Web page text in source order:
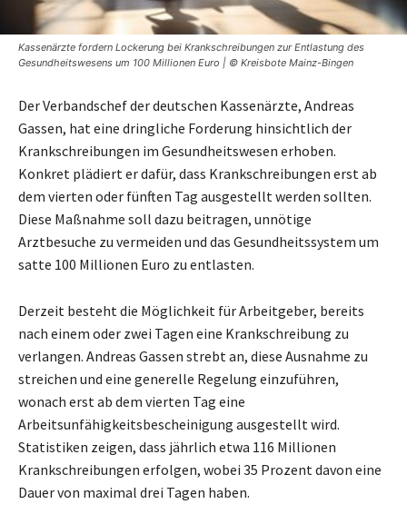
Kassenärzte fordern Lockerung bei Krankschreibungen zur Entlastung des
Gesundheitswesens um 100 Millionen Euro | © Kreisbote Mainz-Bingen
Der Verbandschef der deutschen Kassenärzte, Andreas
Gassen, hat eine dringliche Forderung hinsichtlich der
Krankschreibungen im Gesundheitswesen erhoben.
Konkret plädiert er dafür, dass Krankschreibungen erst ab
dem vierten oder fünften Tag ausgestellt werden sollten.
Diese Maßnahme soll dazu beitragen, unnötige
Arztbesuche zu vermeiden und das Gesundheitssystem um
satte 100 Millionen Euro zu entlasten.
Derzeit besteht die Möglichkeit für Arbeitgeber, bereits
nach einem oder zwei Tagen eine Krankschreibung zu
verlangen. Andreas Gassen strebt an, diese Ausnahme zu
streichen und eine generelle Regelung einzuführen,
wonach erst ab dem vierten Tag eine
Arbeitsunfähigkeitsbescheinigung ausgestellt wird.
Statistiken zeigen, dass jährlich etwa 116 Millionen
Krankschreibungen erfolgen, wobei 35 Prozent davon eine
Dauer von maximal drei Tagen haben.